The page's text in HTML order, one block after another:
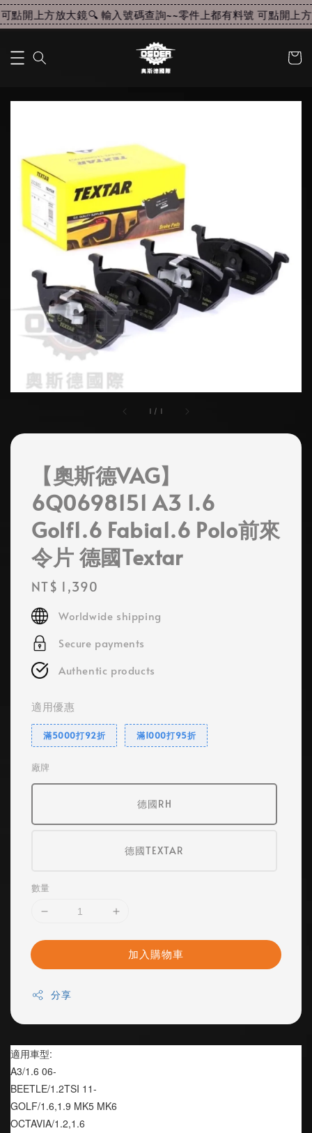
點開上方放大鏡🔍 輸入號碼查詢~~零件上都有料號 可點開上方
1 / 1
【奧斯德VAG】
6Q0698151 A3 1.6
Golf1.6 Fabia1.6 Polo前來
令片 德國Textar
Regular
price
NT$ 1,390
Worldwide shipping
Secure payments
Authentic products
適用優惠
滿5000打92折 滿1000打95折
廠牌
德國RH
德國TEXTAR
數量
加入購物車
分享
適用車型:
A3/1.6 06-
BEETLE/1.2TSI 11-
GOLF/1.6,1.9 MK5 MK6
OCTAVIA/1.2,1.6